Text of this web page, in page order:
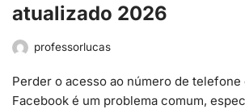
atualizado 2026
professorlucas
Perder o acesso ao número de telefone
Facebook é um problema comum,